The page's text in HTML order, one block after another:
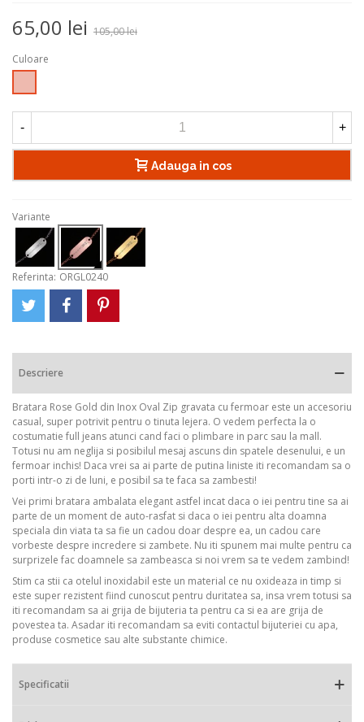
65,00 lei 105,00 lei
Culoare
Gold
- +
Adauga in cos
Variante
Referinta: ORGL0240
Descriere
Bratara Rose Gold din Inox Oval Zip gravata cu fermoar este un accesoriu
casual, super potrivit pentru o tinuta lejera. O vedem perfecta la o
costumatie full jeans atunci cand faci o plimbare in parc sau la mall.
Totusi nu am neglija si posibilul mesaj ascuns din spatele desenului, e un
fermoar inchis! Daca vrei sa ai parte de putina liniste iti recomandam sa o
porti intr-o zi de luni, e posibil sa te faca sa zambesti!
Vei primi bratara ambalata elegant astfel incat daca o iei pentru tine sa ai
parte de un moment de auto-rasfat si daca o iei pentru alta doamna
speciala din viata ta sa fie un cadou doar despre ea, un cadou care
vorbeste despre incredere si zambete. Nu iti spunem mai multe pentru ca
surprizele fac doamnele sa zambeasca si noi vrem sa te vedem zambind!
Stim ca stii ca otelul inoxidabil este un material ce nu oxideaza in timp si
este super rezistent fiind cunoscut pentru duritatea sa, insa vrem totusi sa
iti recomandam sa ai grija de bijuteria ta pentru ca si ea are grija de
povestea ta. Asadar iti recomandam sa eviti contactul bijuteriei cu apa,
produse cosmetice sau alte substante chimice.
Specificatii